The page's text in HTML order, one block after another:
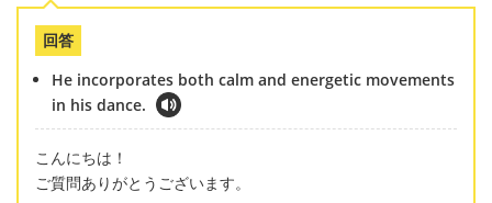
回答
He incorporates both calm and energetic movements
in his dance.
こんにちは！
ご質問ありがとうございます。